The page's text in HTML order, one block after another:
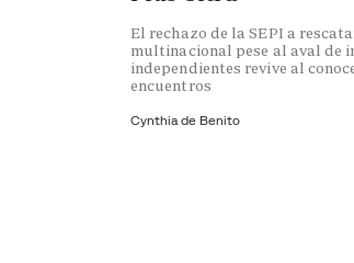
El rechazo de la SEPI a
multinacional pese al aval de
independientes revive al
encuentros
Cynthia de Benito